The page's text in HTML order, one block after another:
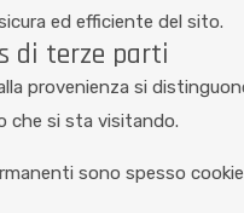
ed efficiente del sito.
di terze parti
provenienza si
che si sta visitando.
sono spesso